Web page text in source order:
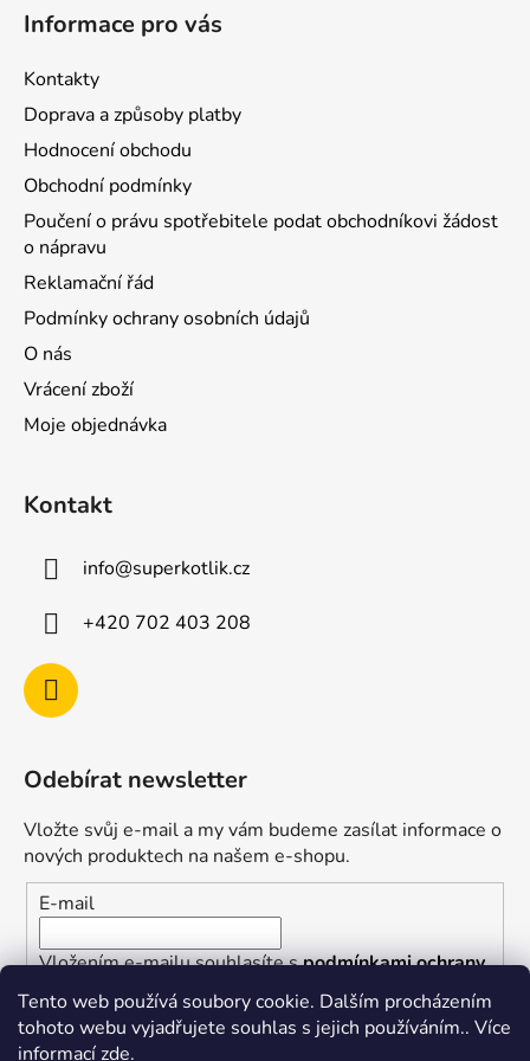
Tento web používá soubory cookie. Dalším procházením
tohoto webu vyjadřujete souhlas s jejich používáním.. Více
informacízde.
Informace pro vás
Kontakty
Doprava a způsoby platby
Hodnocení obchodu
Obchodní podmínky
Poučení o právu spotřebitele podat obchodníkovi žádost
o nápravu
Reklamační řád
Podmínky ochrany osobních údajů
O nás
Vrácení zboží
Moje objednávka
Kontakt
info@superkotlik.cz
+420 702 403 208
Odebírat newsletter
Vložte svůj e-mail a my vám budeme zasílat informace o
nových produktech na našem e-shopu.
E-mail
Vložením e-mailu souhlasíte spodmínkami ochrany
osobních údajů
PŘIHLÁSIT SE